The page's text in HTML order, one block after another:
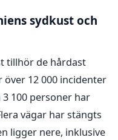
sydkust och
tillhör de hårdast
12 000 incidenter
100 personer har
vägar har stängts
ligger nere, inklusive